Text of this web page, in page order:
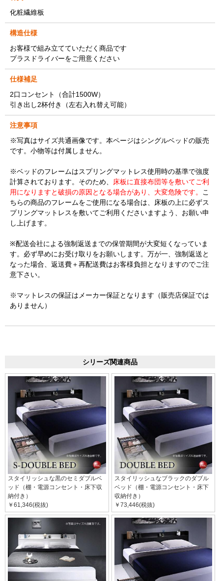
化粧繊維板
構造仕様
お客様で組み立てていただく商品です
プラスドライバーをご用意ください
仕様補足
2口コンセント（合計1500W）
引き出し2杯付き（左右入れ替え可能）
注意事項
※写真はサイズ共通画像です。本ページはシングルベッドの販売
です。小物等は付属しません。
※ベッドのフレームはスプリングマットレス使用時の基準で強度
計算されております。そのため、
床板に直接布団等を敷いてご利
用になりますと破損の原因となる場合があり、大変危険です。
こ
ちらの商品のフレームをご使用になる場合は、床板の上に必ずス
プリングマットレスを敷いてご利用くださいますよう、お願い申
し上げます。
※配送会社による強制返送までの保管期間が大変短くなっていま
す。必ず早めにお受け取りをお願いします。万が一、強制返送と
なった場合、返送費＋再配送費はお客様負担となりますのでご注
意下さい。
※マットレスの保証はメーカー保証となります（販売店保証では
ありません）
シリーズ関連商品
スタイリッシュな黒のセミダブルベ
ッド（棚・電源コンセント・床下収
納付き）
￥61,346(税抜)
スタイリッシュなブラックのダブル
ベッド（棚・電源コンセント・床下
収納付き）
￥73,446(税抜)